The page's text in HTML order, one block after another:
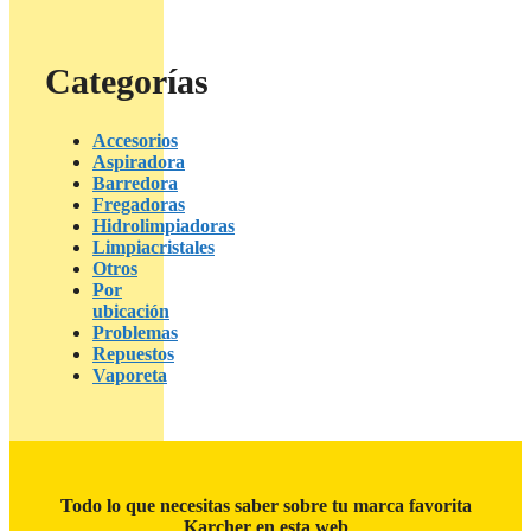
Categorías
Accesorios
Aspiradora
Barredora
Fregadoras
Hidrolimpiadoras
Limpiacristales
Otros
Por
ubicación
Problemas
Repuestos
Vaporeta
Todo lo que necesitas saber sobre tu marca favorita